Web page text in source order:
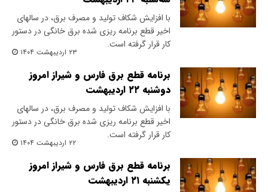
با افزایش شکاف تولید و مصرف برق، در سالهای
اخیر قطع برنامه ریزی شده برق خانگی در دستور
کار قرار گرفته است.
۲۳ اردیبهشت ۱۴۰۴
برنامه قطع برق فارس و شیراز امروز
دوشنبه ۲۲ اردیبهشت
با افزایش شکاف تولید و مصرف برق، در سالهای
اخیر قطع برنامه ریزی شده برق خانگی در دستور
کار قرار گرفته است.
۲۲ اردیبهشت ۱۴۰۴
برنامه قطع برق فارس و شیراز امروز
یکشنبه ۲۱ اردیبهشت